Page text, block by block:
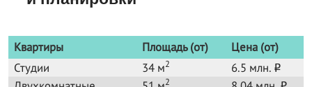
Квартиры Площадь (от)
Цена (от)
Студии
34 м2 6.5 млн. o
2